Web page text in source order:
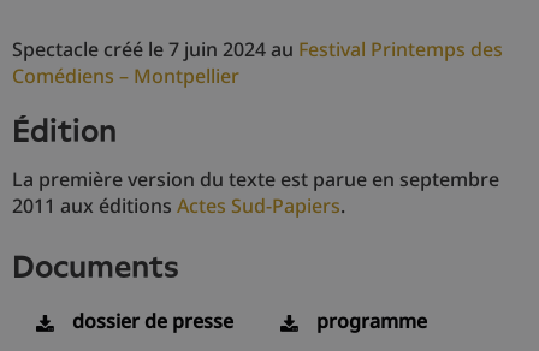
Spectacle créé le 7 juin 2024 au Festival Printemps des
Comédiens – Montpellier
édition
La première version du texte est parue en septembre
2011 aux éditions Actes Sud-Papiers.
documents
dossier de presse programme